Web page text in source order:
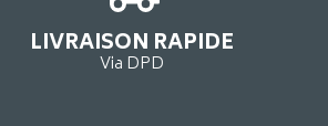
LIVRAISON RAPIDE
Via DPD